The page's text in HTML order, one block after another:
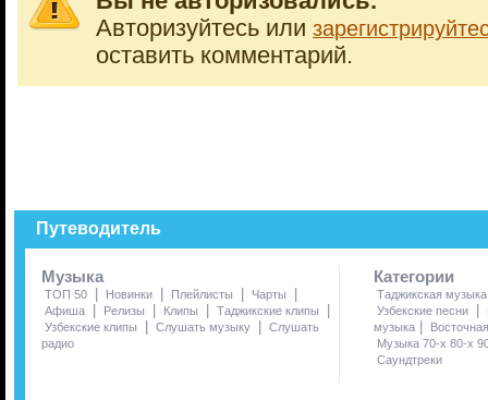
Авторизуйтесь или
оставить комментарий.
Путеводитель
Музыка
ТОП 50 | Новинки | Плейлисты | Чарты |
Афиша | Релизы | Клипы | Таджикские клипы |
Узбекские клипы | Слушать музыку | Слушать
радио
Категории
Таджикская музыка
Узбекские песни
|
музыка |
Музыка 70-х 80-х
Саундтреки